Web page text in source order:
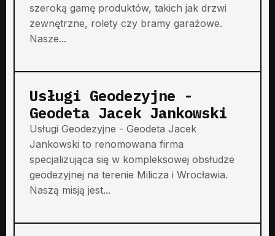
szeroką gamę produktów, takich jak drzwi
zewnętrzne, rolety czy bramy garażowe.
Nasze...
Usługi Geodezyjne -
Geodeta Jacek Jankowski
Usługi Geodezyjne - Geodeta Jacek
Jankowski to renomowana firma
specjalizująca się w kompleksowej obsłudze
geodezyjnej na terenie Milicza i Wrocławia.
Naszą misją jest...